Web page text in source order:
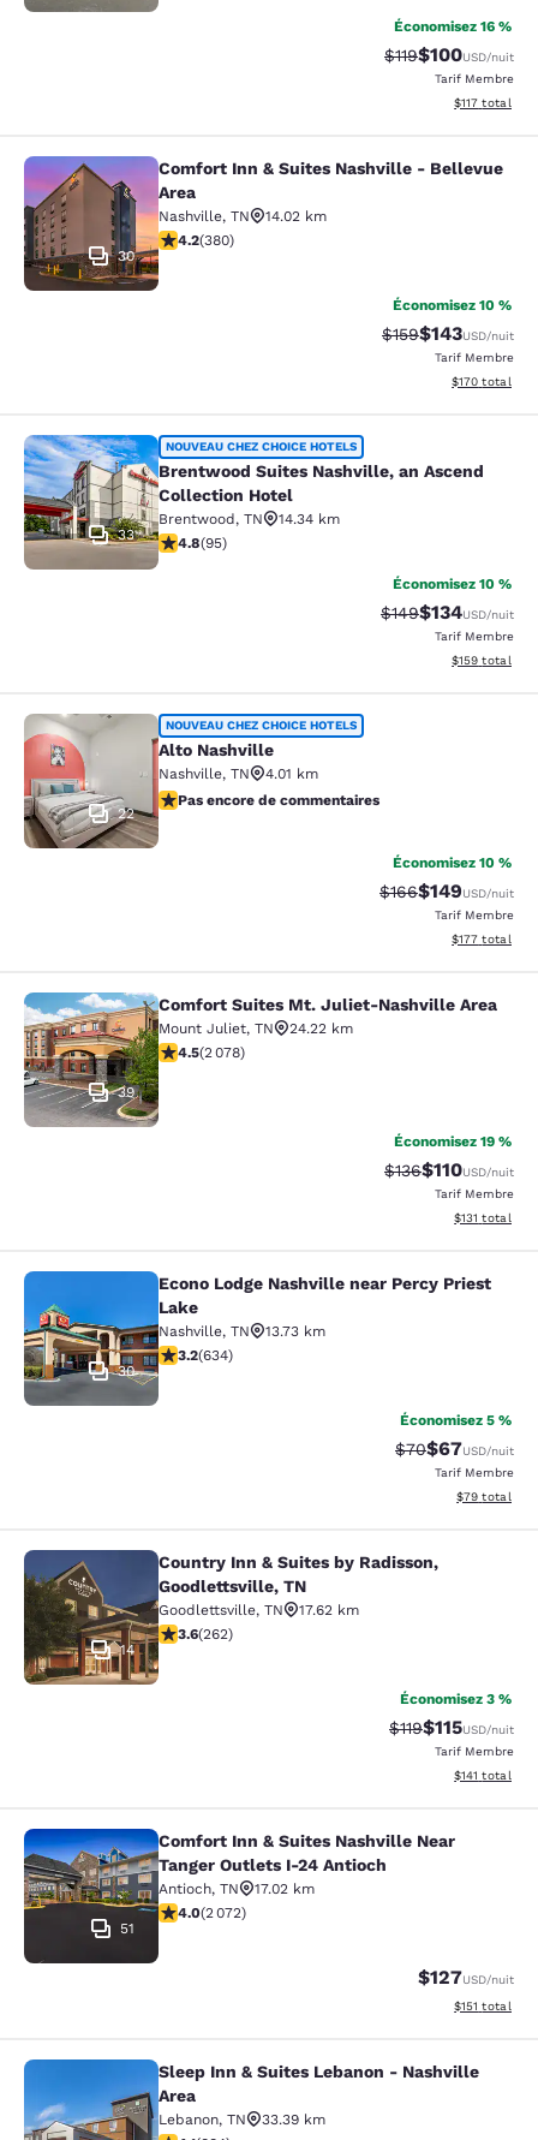
Économisez 16 %
Tarif barré :
$119Tarif réduit :
$100USD/nuit
Tarif Membre
Afficher les
$117 total
Comfort Inn & Suites Nashville -
30
Comfort Inn & Suites Nashville - Bellevue
Area
Nashville, TN
14.02 km
4.23 étoiles. Excellent. 380 commentaires
4.2(380)
Économisez 10 %
Tarif barré :
$159Tarif réduit :
$143USD/nuit
Tarif Membre
Afficher les
$170 total
Brentwood Suites Nashville, an
33
NOUVEAU CHEZ CHOICE HOTELS
Brentwood Suites Nashville, an Ascend
Collection Hotel
Brentwood, TN
14.34 km
4.76 étoiles. Exceptionnel. 95 commentaires
4.8(95)
Économisez 10 %
Tarif barré :
$149Tarif réduit :
$134USD/nuit
Tarif Membre
Afficher les
$159 total
Alto Nashville
22
NOUVEAU CHEZ CHOICE HOTELS
Alto Nashville
Nashville, TN
4.01 km
Pas encore de commentaires
Pas encore de commentaires
Économisez 10 %
Tarif barré :
$166Tarif réduit :
$149USD/nuit
Tarif Membre
Afficher les
$177 total
Comfort Suites Mt. Juliet-Nashville
39
Comfort Suites Mt. Juliet-Nashville Area
Mount Juliet, TN
24.22 km
4.5 étoiles. Excellent. 2078 commentaires
4.5(2 078)
Économisez 19 %
Tarif barré :
$136Tarif réduit :
$110USD/nuit
Tarif Membre
Afficher les
$131 total
Econo Lodge Nashville near Percy
30
Econo Lodge Nashville near Percy Priest
Lake
Nashville, TN
13.73 km
3.16 étoiles. Bien. 634 commentaires
3.2(634)
Économisez 5 %
Tarif barré :
$70Tarif réduit :
$67USD/nuit
Tarif Membre
Afficher les
$79 total
Country Inn & Suites by Radisson,
14
Country Inn & Suites by Radisson,
Goodlettsville, TN
Goodlettsville, TN
17.62 km
3.58 étoiles. Bien. 262 commentaires
3.6(262)
Économisez 3 %
Tarif barré :
$119Tarif réduit :
$115USD/nuit
Tarif Membre
Afficher les
$141 total
Comfort Inn & Suites Nashville
51
Comfort Inn & Suites Nashville Near
Tanger Outlets I-24 Antioch
Antioch, TN
17.02 km
3.97 étoiles. Bien. 2072 commentaires
4.0(2 072)
$127USD/nuit
Afficher les
$151 total
Sleep Inn & Suites Lebanon -
Sleep Inn & Suites Lebanon - Nashville
Area
Lebanon, TN
33.39 km